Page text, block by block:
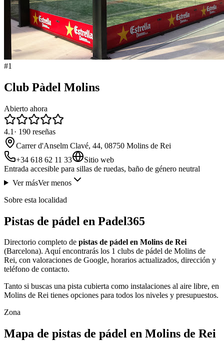
#1
Club Pàdel Molins
Abierto ahora
4.1 · 190 reseñas
Carrer d'Anselm Clavé, 44, 08750 Molins de Rei
+34 618 62 11 33
Sitio web
Entrada accesible para sillas de ruedas, baño de género neutral
Ver másVer menos
Sobre esta localidad
Pistas de pádel en Padel365
Directorio completo de pistas de pádel en Molins de Rei
(Barcelona). Aquí encontrarás los 1 clubs de pádel de Molins de
Rei, con valoraciones de Google, horarios actualizados, dirección y
teléfono de contacto.
Tanto si buscas una pista cubierta como instalaciones al aire libre, en
Molins de Rei tienes opciones para todos los niveles y presupuestos.
Zona
Mapa de pistas de pádel en Molins de Rei